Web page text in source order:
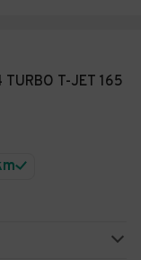
T-JET 165